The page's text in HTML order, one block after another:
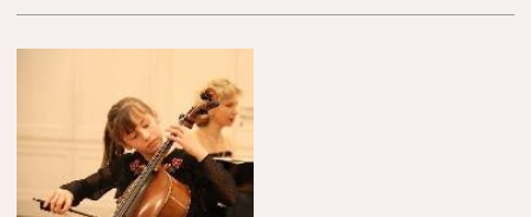
Jazz Workshop 2026
Familien Orchester Projekt
Musikproduktion 2025